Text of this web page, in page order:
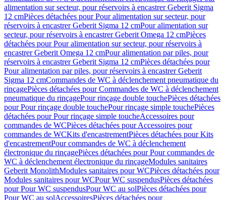
alimentation sur secteur, pour réservoirs à encastrer Geberit Sigma
12 cmPièces détachées pour Pour alimentation sur secteur, pour
réservoirs à encastrer Geberit Sigma 12 cmPour alimentation sur
secteur, pour réservoirs à encastrer Geberit Omega 12 cmPièces
détachées pour Pour alimentation sur secteur, pour réservoirs à
encastrer Geberit Omega 12 cmPour alimentation par piles, pour
réservoirs à encastrer Geberit Sigma 12 cmPièces détachées pour
Pour alimentation par piles, pour réservoirs à encastrer Geberit
Sigma 12 cmCommandes de WC à déclenchement pneumatique du
rinçagePièces détachées pour Commandes de WC à déclenchement
pneumatique du rinçagePour rinçage double touchePièces détachées
pour Pour rinçage double touchePour rinçage simple touchePièces
détachées pour Pour rinçage simple toucheAccessoires pour
commandes de WCPièces détachées pour Accessoires pour
commandes de WCKits d'encastrementPièces détachées pour Kits
d'encastrementPour commandes de WC à déclenchement
électronique du rinçagePièces détachées pour Pour commandes de
WC à déclenchement électronique du rinçageModules sanitaires
Geberit MonolithModules sanitaires pour WCPièces détachées pour
Modules sanitaires pour WCPour WC suspendusPièces détachées
pour Pour WC suspendusPour WC au solPièces détachées pour
Pour WC au solAccessoiresPièces détachées pour